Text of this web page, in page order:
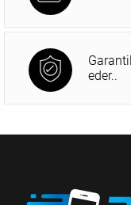
eder..